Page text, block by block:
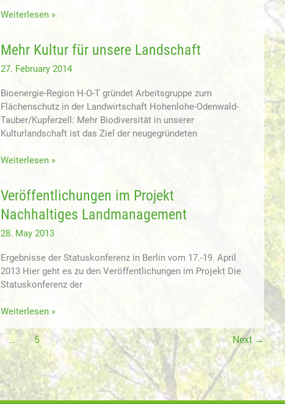
die
Biotopvernetzungskonzeption
auf
den
gebracht
Weiterlesen »
Mehr Kultur für unsere Landschaft
27. February 2014
Bioenergie-Region H-O-T gründet Arbeitsgruppe zum
Flächenschutz in der Landwirtschaft Hohenlohe-Odenwald-
Tauber/Kupferzell: Mehr Biodiversität in unserer
Kulturlandschaft ist das Ziel der neugegründeten
Mehr
unsere
Landschaft
Weiterlesen »
Veröffentlichungen im Projekt
Nachhaltiges Landmanagement
28. May 2013
Ergebnisse der Statuskonferenz in Berlin vom 17.-19. April
2013 Hier geht es zu den Veröffentlichungen im Projekt Die
Statuskonferenz der
Veröffentlichungen
Projekt
Nachhaltiges
Landmanagement
Weiterlesen »
… 5 Next →